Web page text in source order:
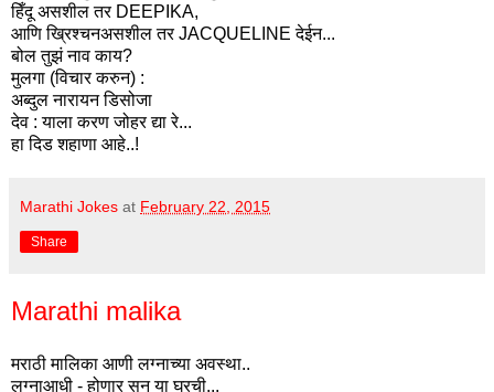
हिँदू असशील तर DEEPIKA,
आणि ख्रिश्चनअसशील तर JACQUELINE देईन...
बोल तुझं नाव काय?
मुलगा (विचार करुन) :
अब्दुल नारायन डिसोजा
देव : याला करण जोहर द्या रे...
हा दिड शहाणा आहे..!
Marathi Jokes at February 22, 2015
Share
Marathi malika
मराठी मालिका आणी लग्नाच्या अवस्था..
लग्नाआधी - होणार सुन या घरची...